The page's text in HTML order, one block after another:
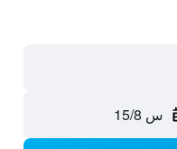
س 15/8